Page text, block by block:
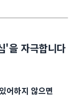
'을 자극합니다
어하지 않으면